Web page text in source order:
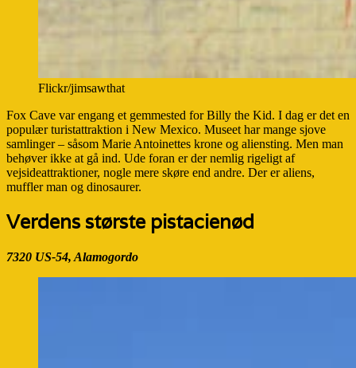
Flickr/jimsawthat
Fox Cave var engang et gemmested for Billy the Kid. I dag er det en
populær turistattraktion i New Mexico. Museet har mange sjove
samlinger – såsom Marie Antoinettes krone og aliensting. Men man
behøver ikke at gå ind. Ude foran er der nemlig rigeligt af
vejsideattraktioner, nogle mere skøre end andre. Der er aliens,
muffler man og dinosaurer.
Verdens største pistacienød
7320 US-54, Alamogordo